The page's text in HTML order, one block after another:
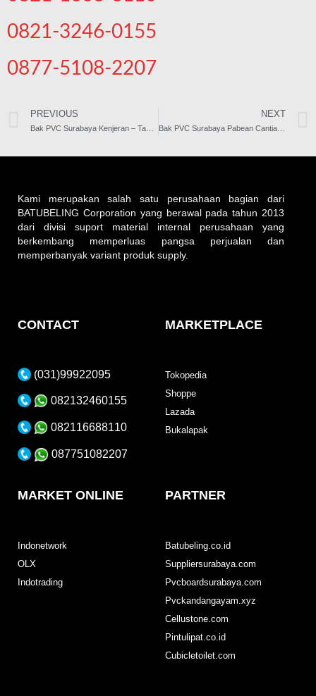
0821-3246-0155
0877-5108-2207
PREVIOUS NEXT
Bak PVC Surabaya Pabean Cantian – Tanki PVC – Box PVC – Official Batubeling #1
Kami merupakan salah satu perusahaan bagian dari
BATUBELING Corporation yang berawal pada tahun 2013
dari divisi suport material internal perusahaan yang
berkembang memperluas pangsa perjualan dan
memperbanyak variant produk supply.
CONTACT
(031)99922095
082132460155
082116688110
087751082207
MARKETPLACE
Tokopedia
Shoppe
Lazada
Bukalapak
MARKET ONLINE
Indonetwork
OLX
Indotrading
PARTNER
Batubeling.co.id
Suppliersurabaya.com
Pvcboardsurabaya.com
Pvckandangayam.xyz
Cellustone.com
Pintulipat.co.id
Cubicletoilet.com